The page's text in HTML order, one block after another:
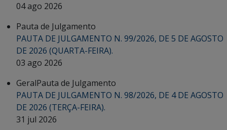
04 ago 2026
Pauta de Julgamento
PAUTA DE JULGAMENTO N. 99/2026, DE 5 DE AGOSTO
DE 2026 (QUARTA-FEIRA).
03 ago 2026
GeralPauta de Julgamento
PAUTA DE JULGAMENTO N. 98/2026, DE 4 DE AGOSTO
DE 2026 (TERÇA-FEIRA).
31 jul 2026